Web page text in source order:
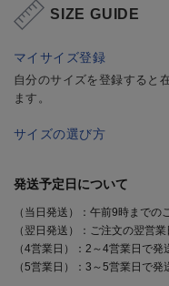
SIZE GUIDE
マイサイズ登録
自分のサイズを登録すると
ます。
サイズの選び方
発送予定日について
（当日発送）：午前9時までの
（翌日発送）：ご注文の翌営
（4営業日）：2～4営業日で発
（5営業日）：3～5営業日で発